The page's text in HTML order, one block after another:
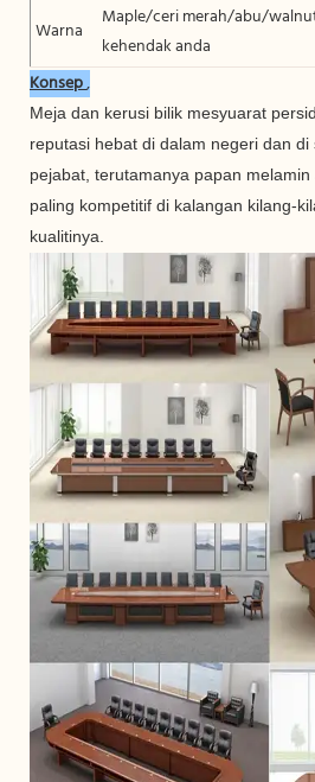
Warna
Maple/ceri merah/abu/
kehendak anda
Konsep,
Meja dan kerusi bilik mesyuarat
reputasi hebat di dalam negeri dan
pejabat, terutamanya papan
paling kompetitif di kalangan kilang-
kualitinya.